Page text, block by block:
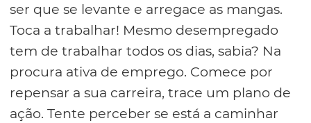
ser que se levante e arregace as mangas.
Toca a trabalhar! Mesmo desempregado
tem de trabalhar todos os dias, sabia? Na
procura ativa de emprego. Comece por
repensar a sua carreira, trace um plano de
ação. Tente perceber se está a caminhar